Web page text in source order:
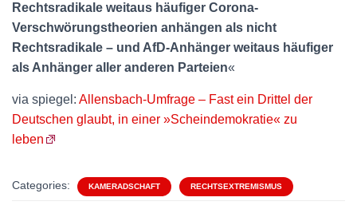
Rechtsradikale weitaus häufiger Corona-
Verschwörungstheorien anhängen als nicht
Rechtsradikale – und AfD-Anhänger weitaus häufiger
als Anhänger aller anderen Parteien«
via spiegel: Allensbach-Umfrage – Fast ein Drittel der
Deutschen glaubt, in einer »Scheindemokratie« zu
leben
Categories: KAMERADSCHAFT RECHTSEXTREMISMUS